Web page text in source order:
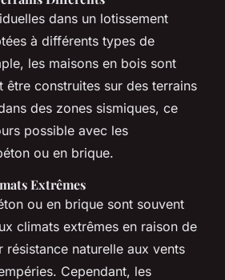
dans un lotissement
à différents types de
les maisons en bois sont
être construites sur des terrains
des zones sismiques, ce
possible avec les
ou en brique.
Extrêmes
ou en brique sont souvent
climats extrêmes en raison de
résistance naturelle aux vents
Cependant, les